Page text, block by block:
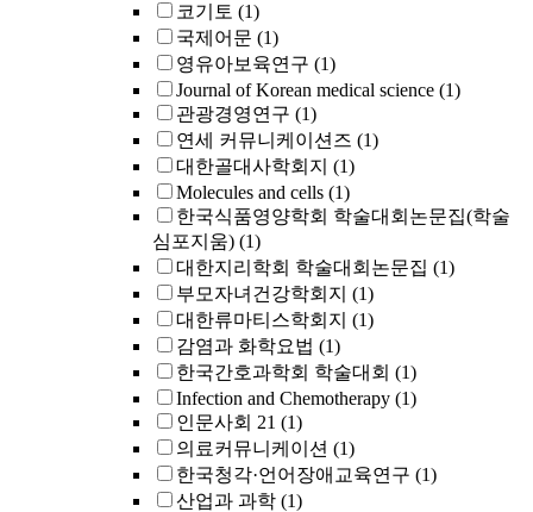
코기토 (1)
국제어문 (1)
영유아보육연구 (1)
Journal of Korean medical science (1)
관광경영연구 (1)
연세 커뮤니케이션즈 (1)
대한골대사학회지 (1)
Molecules and cells (1)
한국식품영양학회 학술대회논문집(학술
심포지움) (1)
대한지리학회 학술대회논문집 (1)
부모자녀건강학회지 (1)
대한류마티스학회지 (1)
감염과 화학요법 (1)
한국간호과학회 학술대회 (1)
Infection and Chemotherapy (1)
인문사회 21 (1)
의료커뮤니케이션 (1)
한국청각·언어장애교육연구 (1)
산업과 과학 (1)